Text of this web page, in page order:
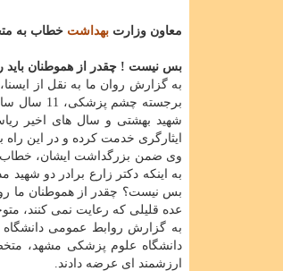
معاون وزارت بهداشت خطاب به
بس نیست ! چقدر از هموطنان باید
به گزارش روان ما به نقل از
برجسته
شهید بهشتی و سال های اخیر
ایثارگری خدمت کرده و در این
وی ضمن بزرگداشت ایشان، خطاب
به اینکه دکتر زارع برادر دو
بس نیست؟ چقدر از هموطنان ما
عده قلیلی که رعایت نمی کنند،
دانشگاه علوم پزشکی مشهد،
ارزشمند ای عرضه دادند.